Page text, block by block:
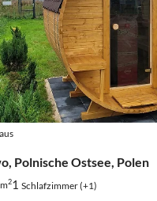
Polnische Ostsee, Polen
m21 Schlafzimmer (+1)